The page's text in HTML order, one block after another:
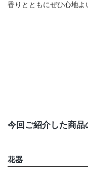
香りとともにぜひ心地よ
今回ご紹介した商品
花器